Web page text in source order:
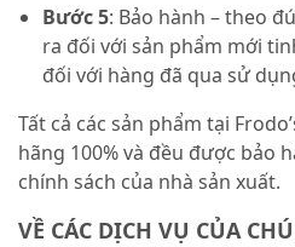
Bước 5: Bảo hành – theo
ra đối với sản phẩm mới
đối với hàng đã qua sử
Tất cả các sản phẩm tại
hãng 100% và đều được bảo
chính sách của nhà sản xuất.
VỀ CÁC DỊCH VỤ CỦA